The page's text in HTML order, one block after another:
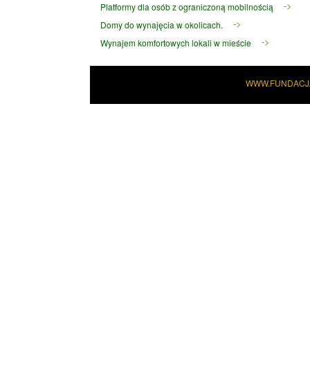
Platformy dla osób z ograniczoną mobilnością
Domy do wynajęcia w okolicach.
Wynajem komfortowych lokali w mieście